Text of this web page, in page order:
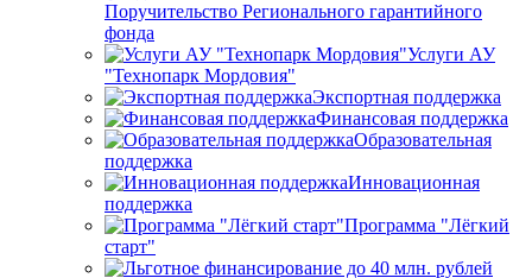
Поручительство Регионального гарантийного
фонда
Услуги АУ
"Технопарк Мордовия"
Экспортная поддержка
Финансовая поддержка
Образовательная
поддержка
Инновационная
поддержка
Программа "Лёгкий
старт"